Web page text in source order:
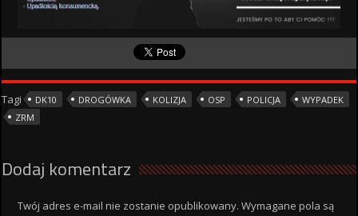
Tagi DK10 DROGÓWKA KOLIZJA OSP POLICJA
WYPADEK
ZRM
Dodaj komentarz
Twój adres e-mail nie zostanie opublikowany. Wymagane pola są